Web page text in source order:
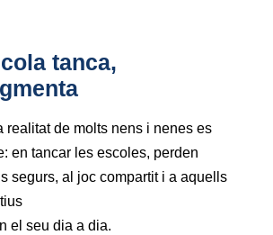
tanca,
realitat de molts nens i nenes es
en tancar les escoles, perden
segurs, al joc compartit i a aquells
el seu dia a dia.